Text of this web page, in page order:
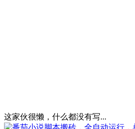
这家伙很懒，什么都没有写...